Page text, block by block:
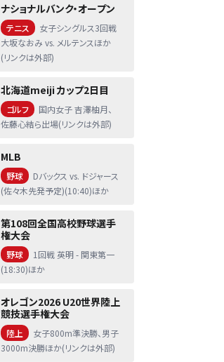
ナショナルバンク・オープン
テニス
女子シングルス3回戦
大坂なおみ vs. メルテンスほか
(リンクは外部)
北海道meiji カップ2日目
ゴルフ
国内女子 吉澤柚月、
佐藤心結ら出場(リンクは外部)
MLB
野球
Dバックス vs. ドジャース
(佐々木先発予定)(10:40)ほか
第108回全国高校野球選手
権大会
野球
1回戦 英明 - 関東第一
(18:30)ほか
オレゴン2026 U20世界陸上
競技選手権大会
陸上
女子800m準決勝、男子
3000m決勝ほか(リンクは外部)